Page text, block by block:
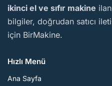
ikinci el ve sıfır makine
bilgiler, doğrudan satıcı
için BirMakine.
Hızlı Menü
Ana Sayfa